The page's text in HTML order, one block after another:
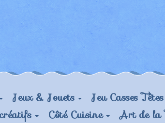
Jeux & Jouets Jeu Casses Têtes
Côté Cuisine Art de la